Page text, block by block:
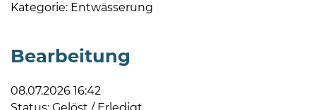
08
Uhr
Do
Kategorie: Entwässerung
Bearbeitung
08.07.2026 16:42